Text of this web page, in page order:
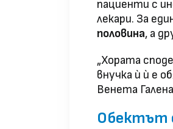
пациенти с
лекари. За
половина, а
„Хората
внучка ѝ ѝ е
Венета
Обектът